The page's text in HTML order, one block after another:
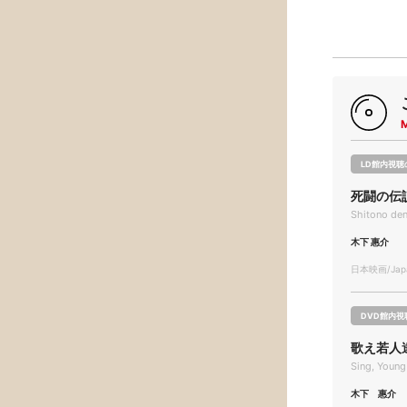
LD館内視聴
死闘の伝
Shitono
木下 惠介
日本映画/
DVD館内視
歌え若人
Sing,
木下 惠介